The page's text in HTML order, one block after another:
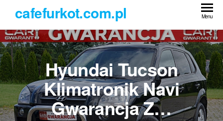
treści
cafefurkot.com.pl Menu
Hyundai Tucson
Klimatronik Navi
Gwarancja Z…